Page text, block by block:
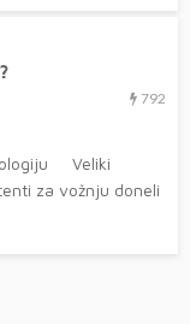
792
Veliki
za vožnju doneli